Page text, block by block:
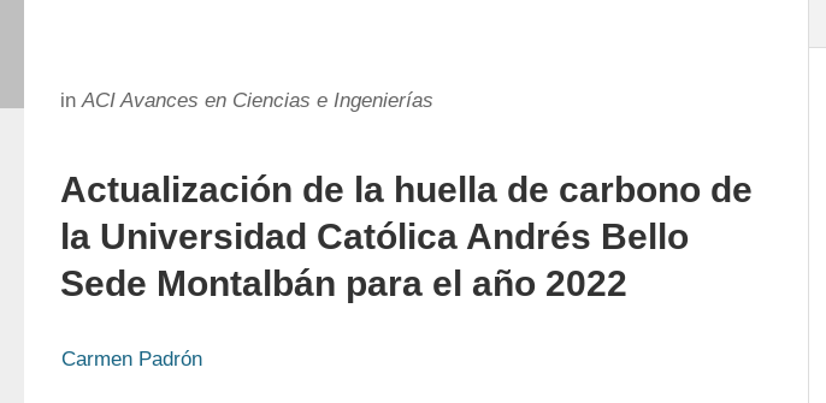
inACI Avances en Ciencias e Ingenierías
Actualización de la huella de carbono de
la Universidad Católica Andrés Bello
Sede Montalbán para el año 2022
Carmen Padrón